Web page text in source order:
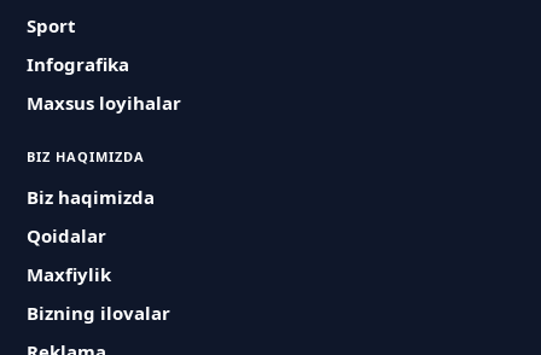
Sport
Infografika
Maxsus loyihalar
BIZ HAQIMIZDA
Biz haqimizda
Qoidalar
Maxfiylik
Bizning ilovalar